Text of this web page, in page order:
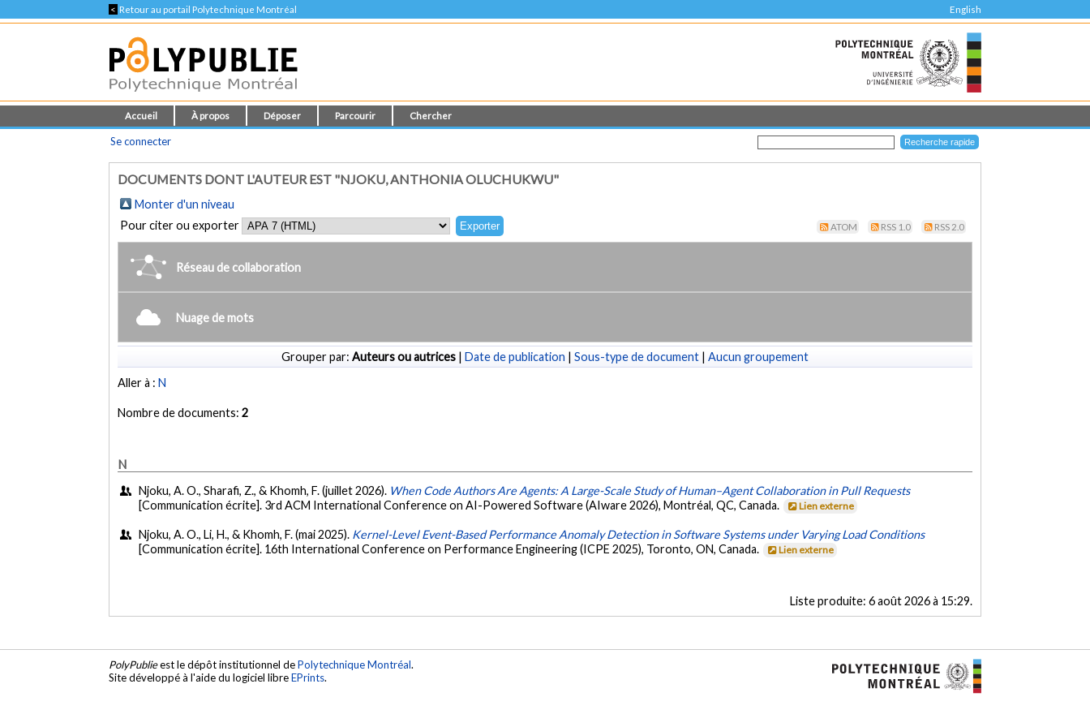
< Retour au portail Polytechnique Montréal English
Accueil À propos Déposer Parcourir Chercher
Se connecter
DOCUMENTS DONT L'AUTEUR EST "NJOKU, ANTHONIA OLUCHUKWU"
Monter d'un niveau
Pour citer ou exporter
ATOM RSS 1.0 RSS 2.0
Réseau de collaboration
Nuage de mots
Grouper par: Auteurs ou autrices | Date de publication | Sous-type de document | Aucun groupement
Aller à :N
Nombre de documents:2
N
Njoku, A. O., Sharafi, Z., & Khomh, F. (juillet 2026). When Code Authors Are Agents: A Large-Scale Study of Human–Agent Collaboration in Pull Requests
[Communication écrite]. 3rd ACM International Conference on AI-Powered Software (AIware 2026), Montréal, QC, Canada.
Lien externe
Njoku, A. O., Li, H., & Khomh, F. (mai 2025). Kernel-Level Event-Based Performance Anomaly Detection in Software Systems under Varying Load Conditions
[Communication écrite]. 16th International Conference on Performance Engineering (ICPE 2025), Toronto, ON, Canada.
Lien externe
Liste produite: 6 août 2026 à 15:29.
PolyPublieest le dépôt institutionnel dePolytechnique Montréal.
Site développé à l'aide du logiciel libreEPrints.